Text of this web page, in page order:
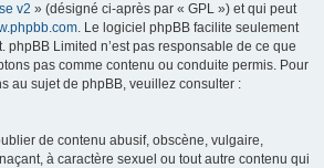
v2 » (désigné ci-après par « GPL ») et qui peut
. Le logiciel phpBB facilite seulement
phpBB Limited n’est pas responsable de ce que
pas comme contenu ou conduite permis. Pour
au sujet de phpBB, veuillez consulter :
de contenu abusif, obscène, vulgaire,
à caractère sexuel ou tout autre contenu qui